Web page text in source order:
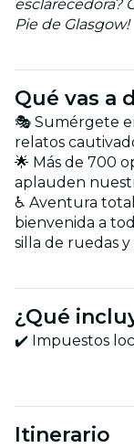
esclarecedora?
Pie de Glasgow!
Qué vas a
🎭 Sumérgete
relatos
🌟 Más de 700
aplauden
♿ Aventura
bienvenida a
silla de ruedas
¿Qué
✔️ Impuestos
Itinerario